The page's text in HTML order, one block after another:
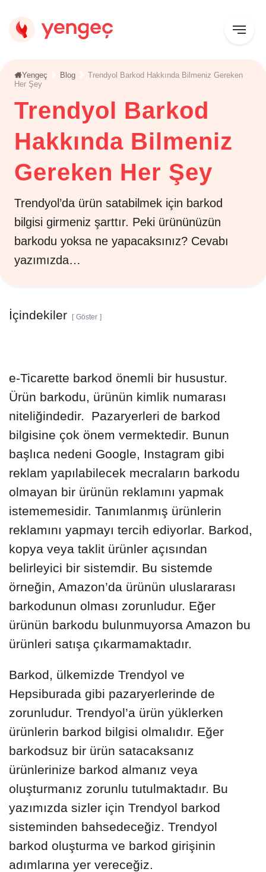
Yengeç Blog
Trendyol Barkod Hakkında Bilmeniz Gereken
Her Şey
Trendyol Barkod
Hakkında Bilmeniz
Gereken Her Şey
Trendyol’da ürün satabilmek için barkod
bilgisi girmeniz şarttır. Peki ürününüzün
barkodu yoksa ne yapacaksınız? Cevabı
yazımızda…
e-Ticarette barkod önemli bir husustur.
Ürün barkodu, ürünün kimlik numarası
niteliğindedir. Pazaryerleri de barkod
bilgisine çok önem vermektedir. Bunun
başlıca nedeni Google, Instagram gibi
reklam yapılabilecek mecraların barkodu
olmayan bir ürünün reklamını yapmak
istememesidir. Tanımlanmış ürünlerin
reklamını yapmayı tercih ediyorlar. Barkod,
kopya veya taklit ürünler açısından
belirleyici bir sistemdir. Bu sistemde
örneğin, Amazon’da ürünün uluslararası
barkodunun olması zorunludur. Eğer
ürünün barkodu bulunmuyorsa Amazon bu
ürünleri satışa çıkarmamaktadır.
Barkod, ülkemizde Trendyol ve
Hepsiburada gibi pazaryerlerinde de
zorunludur. Trendyol’a ürün yüklerken
ürünlerin barkod bilgisi olmalıdır. Eğer
barkodsuz bir ürün satacaksanız
ürünlerinize barkod almanız veya
oluşturmanız zorunlu tutulmaktadır. Bu
yazımızda sizler için Trendyol barkod
sisteminden bahsedeceğiz. Trendyol
barkod oluşturma ve barkod girişinin
adımlarına yer vereceğiz.
İçindekiler Göster